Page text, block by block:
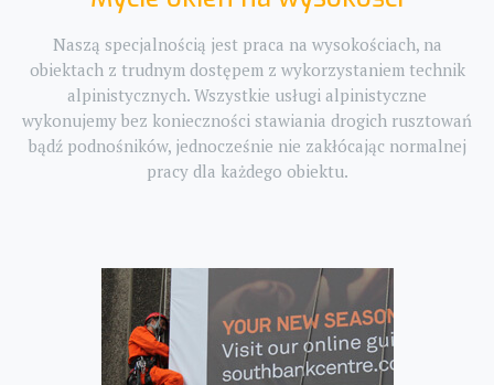
Naszą specjalnością jest praca na wysokościach, na
obiektach z trudnym dostępem z wykorzystaniem technik
alpinistycznych. Wszystkie usługi alpinistyczne
wykonujemy bez konieczności stawiania drogich rusztowań
bądź podnośników, jednocześnie nie zakłócając normalnej
pracy dla każdego obiektu.